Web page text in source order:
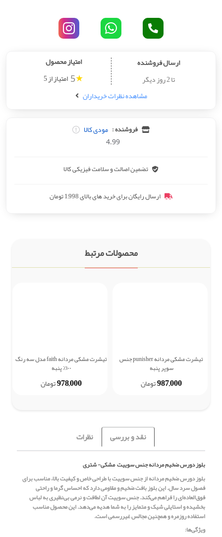
ارسال فروشنده
تا 2 روز دیگر
امتیاز محصول
★
5 امتیاز از 5
مشاهده نظرات خریداران
فروشنده : مودی کالا
4.99
تضمین اصالت و سلامت فیزیکی کالا
ارسال رایگان برای خرید های بالای 1,998 تومان
محصولات مرتبط
تیشرت مشکی مردانه punisher جنس
سوپر پنبه
987,000تومان
تیشرت مشکی مردانه faith مدل سه رنگ
۱۰۰٪ پنبه
978,000تومان
نقد و بررسی نظرات
بلوز دورس ضخیم مردانه جنس سوییت مشکی- شتری
بلوز دورس ضخیم مردانه از جنس سوییت با طراحی خاص و کیفیت بالا، مناسب برای
فصول سرد سال. این بلوز بافت ضخیم و مقاومی دارد که احساس گرما و راحتی
فوق‌العاده‌ای را فراهم می‌کند. جنس سوییت آن لطافت و نرمی بی‌نظیری به لباس
بخشیده و استایلی شیک و متمایز را به شما هدیه می‌دهد. این محصول مناسب
استفاده روزمره و همچنین مجالس غیررسمی است.
ویژگی‌ها: